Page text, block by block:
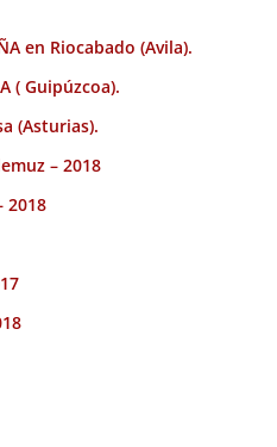
en Riocabado (Avila).
( Guipúzcoa).
(Asturias).
– 2018
2018